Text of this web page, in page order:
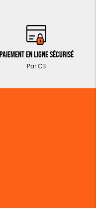
Paiement en ligne sécurisé
Par CB